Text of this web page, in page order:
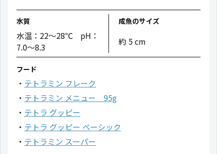
水質
水温：22〜28℃ pH：
7.0〜8.3
成魚のサイズ
約 5 cm
フード
テトラミン フレーク
テトラミン メニュー 95g
テトラ グッピー
テトラ グッピー ベーシック
テトラミン スーパー